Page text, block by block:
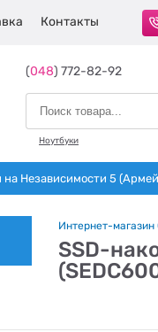
Контакты
(048) 772-82-92
Ноутбуки
на Независимости 5
Интернет-
SSD-